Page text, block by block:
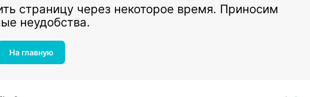
страницу через некоторое время. Приносим
неудобства.
На главную